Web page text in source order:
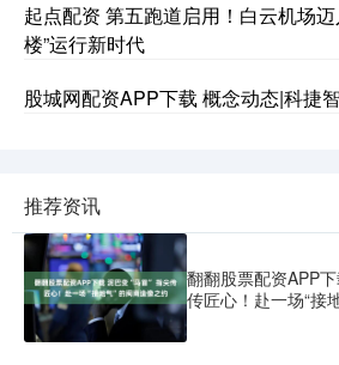
起点配资 第五跑道启用！白云机场
楼”运行新时代
股城网配资APP下载 概念动态|科捷
推荐资讯
翻翻股票配资APP
传匠心！赴一场“接